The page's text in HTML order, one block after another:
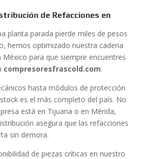
de Refacciones en
planta parada pierde miles de pesos
hemos optimizado nuestra cadena
México para que siempre encuentres
compresoresfrascold.com.
hasta módulos de protección
es el más completo del país. No
está en Tijuana o en Mérida,
asegura que las refacciones
sin demora.
de piezas críticas en nuestro